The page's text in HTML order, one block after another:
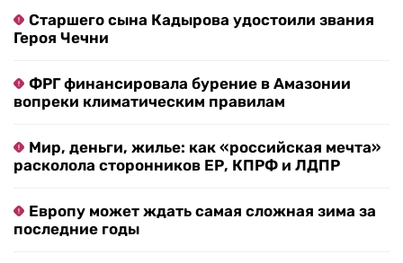
Старшего сына Кадырова удостоили звания
Героя Чечни
ФРГ финансировала бурение в Амазонии
вопреки климатическим правилам
Мир, деньги, жилье: как «российская мечта»
расколола сторонников ЕР, КПРФ и ЛДПР
Европу может ждать самая сложная зима за
последние годы